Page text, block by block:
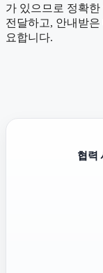
가 있으므로 정확
전달하고, 안내받
요합니다.
협력